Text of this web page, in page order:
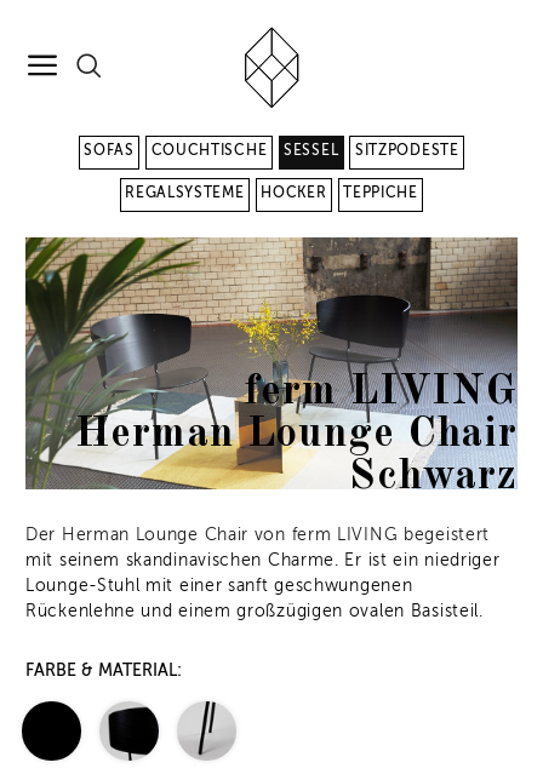
SOFAS COUCHTISCHE SESSEL SITZPODESTE
REGALSYSTEME HOCKER TEPPICHE
ferm LIVING
Herman Lounge Chair
Schwarz
Der Herman Lounge Chair von ferm LIVING begeistert
mit seinem skandinavischen Charme. Er ist ein niedriger
Lounge-Stuhl mit einer sanft geschwungenen
Rückenlehne und einem großzügigen ovalen Basisteil.
FARBE & MATERIAL: